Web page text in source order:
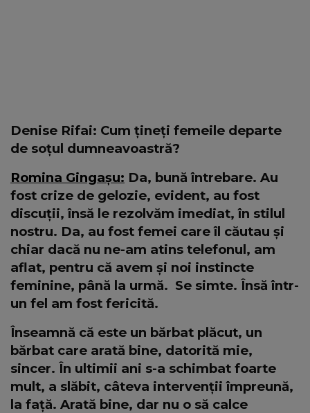
Denise Rifai: Cum țineți femeile departe
de soțul dumneavoastră?
Romina Gingașu: Da, bună întrebare. Au
fost crize de gelozie, evident, au fost
discuții, însă le rezolvăm imediat, în stilul
nostru. Da, au fost femei care îl căutau și
chiar dacă nu ne-am atins telefonul, am
aflat, pentru că avem și noi instincte
feminine, până la urmă. Se simte. Însă într-
un fel am fost fericită.
Înseamnă că este un bărbat plăcut, un
bărbat care arată bine, datorită mie,
sincer. În ultimii ani s-a schimbat foarte
mult, a slăbit, câteva intervenții împreună,
la față. Arată bine, dar nu o să calce